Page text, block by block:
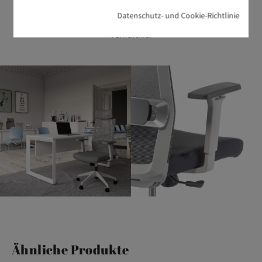
und Nutzen perfekt vereinen. BIKKOM steht für erstklassiges
Büromöbeldesign mit ausgezeichnetem Preis-Leistungs-
Verhältnis.
Ähnliche Produkte
Datenschutz- und Cookie-Richtlinie